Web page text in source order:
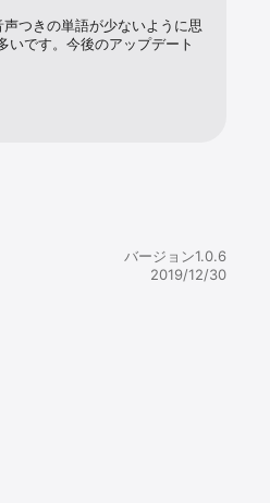
つきの単語が少ないように思
いです。今後のアップデート
バージョン1.0.6
2019/12/30